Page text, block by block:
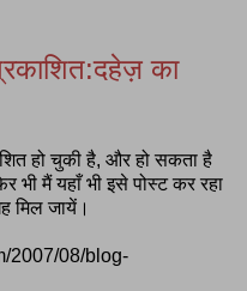
का
हो चुकी है, और हो सकता है
मैं यहाँ भी इसे पोस्ट कर रहा
मिल जायें।
2007/08/blog-